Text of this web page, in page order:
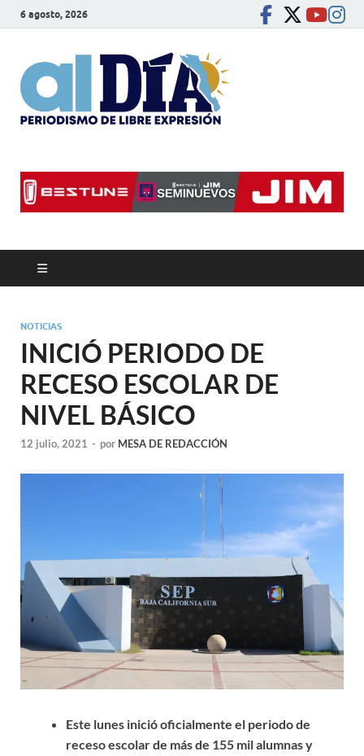
6 agosto, 2026
NOTICIAS
INICIÓ PERIODO DE
RECESO ESCOLAR DE
NIVEL BÁSICO
12 julio, 2021 - por MESA DE REDACCIÓN
Este lunes inició oficialmente el periodo de
receso escolar de más de 155 mil alumnas y